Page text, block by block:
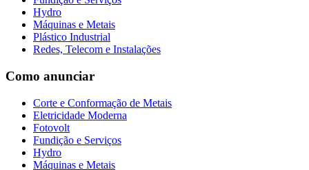
Hydro
Máquinas e Metais
Plástico Industrial
Redes, Telecom e Instalações
Como anunciar
Corte e Conformação de Metais
Eletricidade Moderna
Fotovolt
Fundição e Serviços
Hydro
Máquinas e Metais